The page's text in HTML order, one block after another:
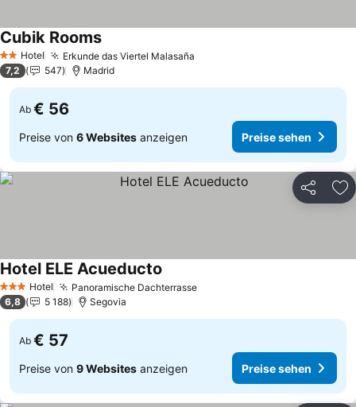
2 Sterne
Hotel Erkunde das Viertel Malasaña
Cubik RoomsPreise sehen
7,2 547 Madrid
Ab € 56
Preise von 6 Websites anzeigen Preise sehen
Teilen
3 SterneHotel Panoramische DachterrassePreise sehen
Hotel ELE Acueducto
6,8 5 188 Segovia
Ab € 57
Preise von 9 Websites anzeigen Preise sehen